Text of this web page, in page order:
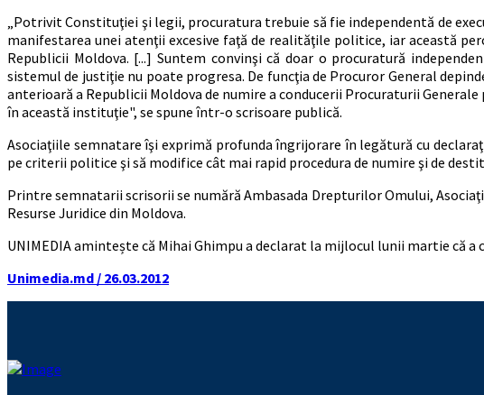
„Potrivit Constituţiei şi legii, procuratura trebuie să fie independentă de
manifestarea unei atenţii excesive faţă de realităţile politice, iar această
Republicii Moldova. [...] Suntem convinşi că doar o procuratură
sistemul de justiţie nu poate progresa. De funcţia de Procuror General
anterioară a Republicii Moldova de numire a conducerii Procuraturii
în această instituţie", se spune într-o scrisoare publică.
Asociaţiile semnatare îşi exprimă profunda îngrijorare în legătură cu
pe criterii politice şi să modifice cât mai rapid procedura de numire şi de
Printre semnatarii scrisorii se numără Ambasada Drepturilor Omului,
Resurse Juridice din Moldova.
UNIMEDIA amintește că Mihai Ghimpu a declarat la mijlocul lunii martie că
Unimedia.md / 26.03.2012